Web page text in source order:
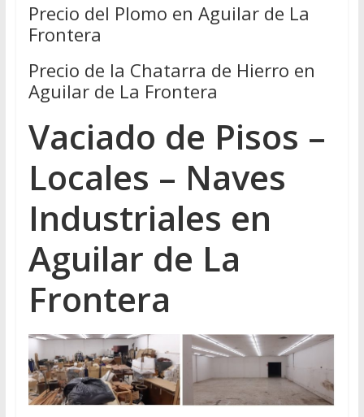
Precio del Plomo en Aguilar de La
Frontera
Precio de la Chatarra de Hierro en
Aguilar de La Frontera
Vaciado de Pisos –
Locales – Naves
Industriales en
Aguilar de La
Frontera